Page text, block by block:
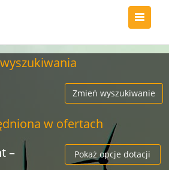
Zmień wyszukiwanie
w ofertach
Pokaż opcje dotacji
–